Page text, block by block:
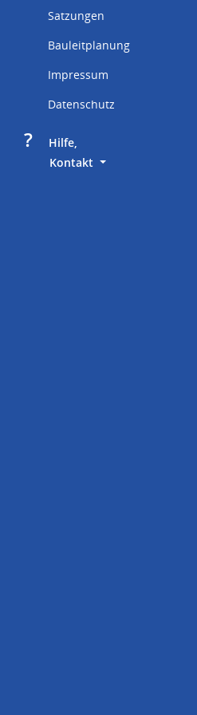
Satzungen
Bauleitplanung
Impressum
Datenschutz
?
     Hilfe,
Kontakt